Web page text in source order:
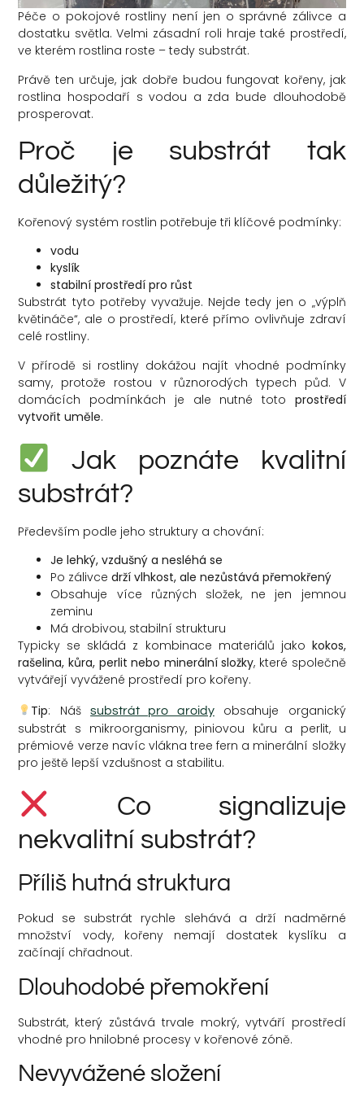
Péče o pokojové rostliny není jen o správné zálivce a
dostatku světla. Velmi zásadní roli hraje také prostředí,
ve kterém rostlina roste – tedy substrát.
Právě ten určuje, jak dobře budou fungovat kořeny, jak
rostlina hospodaří s vodou a zda bude dlouhodobě
prosperovat.
Proč je substrát tak
důležitý?
Kořenový systém rostlin potřebuje tři klíčové podmínky:
vodu
kyslík
stabilní prostředí pro růst
Substrát tyto potřeby vyvažuje. Nejde tedy jen o „výplň
květináče“, ale o prostředí, které přímo ovlivňuje zdraví
celé rostliny.
V přírodě si rostliny dokážou najít vhodné podmínky
samy, protože rostou v různorodých typech půd. V
domácích podmínkách je ale nutné toto prostředí
vytvořit uměle.
Jak poznáte kvalitní
substrát?
Především podle jeho struktury a chování:
Je lehký, vzdušný a nesléhá se
Po zálivce drží vlhkost, ale nezůstává přemokřený
Obsahuje více různých složek, ne jen jemnou
zeminu
Má drobivou, stabilní strukturu
Typicky se skládá z kombinace materiálů jako kokos,
rašelina, kůra, perlit nebo minerální složky, které společně
vytvářejí vyvážené prostředí pro kořeny.
Tip: Nášsubstrát pro aroidyobsahuje organický
substrát s mikroorganismy, piniovou kůru a perlit, u
prémiové verze navíc vlákna tree fern a minerální složky
pro ještě lepší vzdušnost a stabilitu.
Co signalizuje
nekvalitní substrát?
Příliš hutná struktura
Pokud se substrát rychle slehává a drží nadměrné
množství vody, kořeny nemají dostatek kyslíku a
začínají chřadnout.
Dlouhodobé přemokření
Substrát, který zůstává trvale mokrý, vytváří prostředí
vhodné pro hnilobné procesy v kořenové zóně.
Nevyvážené složení